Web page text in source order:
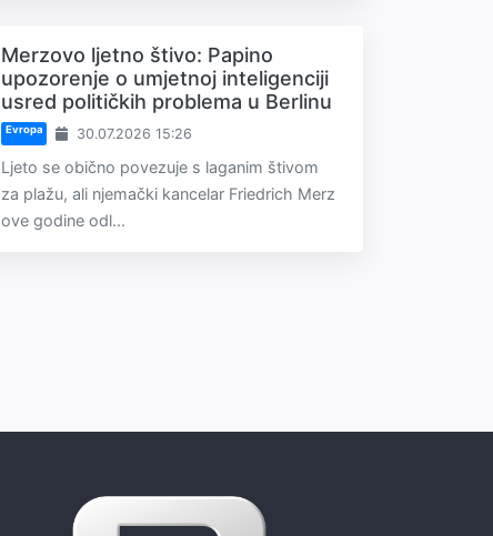
Merzovo ljetno štivo: Papino
upozorenje o umjetnoj inteligenciji
usred političkih problema u Berlinu
Evropa 30.07.2026 15:26
Ljeto se obično povezuje s laganim štivom
za plažu, ali njemački kancelar Friedrich Merz
ove godine odl...